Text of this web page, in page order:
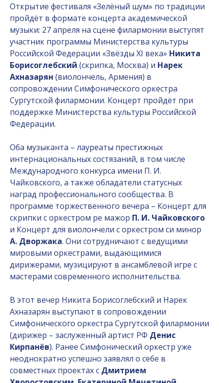
Открытие фестиваля «Зелёный шум» по традиции
пройдёт в формате концерта академической
музыки: 27 апреля на сцене филармонии выступят
участник программы Министерства культуры
Российской Федерации «Звёзды XI века» Никита
Борисоглебский (скрипка, Москва) и Нарек
Ахназарян (виолончель, Армения) в
сопровождении Симфонического оркестра
Сургутской филармонии. Концерт пройдёт при
поддержке Министерства культуры Российской
Федерации.
Оба музыканта – лауреаты престижных
интернациональных состязаний, в том числе
Международного конкурса имени П. И.
Чайковского, а также обладатели статусных
наград профессионального сообщества. В
программе торжественного вечера – Концерт для
скрипки с оркестром ре мажор П. И. Чайковского
и Концерт для виолончели с оркестром си минор
А. Дворжака. Они сотрудничают с ведущими
мировыми оркестрами, выдающимися
дирижерами, музицируют в ансамблевой игре с
мастерами современного исполнительства.
В этот вечер Никита Борисоглебский и Нарек
Ахназарян выступают в сопровождении
Симфонического оркестра Сургутской филармонии
(дирижер – заслуженный артист РФ Денис
Кирпанёв). Ранее Симфонический оркестр уже
неоднократно успешно заявлял о себе в
совместных проектах с Дмитрием